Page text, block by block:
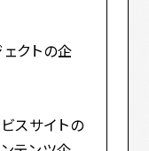
クトの企
スサイトの